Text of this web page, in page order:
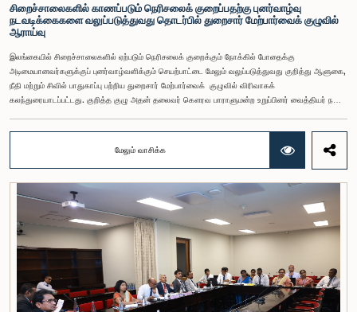
சிறைச்சாலைகளில் காணப்படும் நெரிசலைக் குறைப்பதற்கு புனர்வாழ்வு
நடவடிக்கைகளை வலுப்படுத்துவது தொடர்பில் துறைசார் மேற்பார்வைக் குழுவில்
ஆராய்வு
இலங்கையில் சிறைச்சாலைகளில் ஏற்படும் நெரிசலைக் குறைக்கும் நோக்கில் போதைக்கு
அடிமையானவர்களுக்குப் புனர்வாழ்வளிக்கும் செயற்பாட்டை மேலும் வலுப்படுத்துவது குறித்து ஆளுகை,
நீதி மற்றும் சிவில் பாதுகாப்பு பற்றிய துறைசார் மேற்பார்வைக் குழுவில் விரிவாகக்
கலந்துரையாடப்பட்டது. குறித்த குழு அதன் தலைவர் கௌரவ பாராளுமன்ற உறுப்பினர் வைத்தியர் நஜித்
அரசாங்க நிறுவனங்களினால் புனர்வாழ்வு நடவடிக்கைகள் முன்னெடுக்கப்படுவதாக அதிகாரிகள்
குழுவில் விளக்கமளித்தனர்.தண்டனை விதிக்கப்பட்ட 4,962 கைதிகளில் 1,492 பேருக்கு புனர்வாழ்வுத்
திட்டங்கள் முன்னெக்கப்பட்டு வருவதாக சிறைச்சாலைகள் திணைக்களத்தின் அதிகாரிகள்
தெரிவித்தனர். நீதிமன்றத்தினால் உத்தரவிடப்பட்டவர்களுக்கும், ஒரு தன்னிச்சையாக முன்வரும்
கைதிகளுக்குமே இவ்வாறு புனர்வாழ்வு வழங்கப்படுவதாகவும், பல்வேறு வழக்குகளுடன் தொடர்புபட்ட
தண்டனைக் கைதிகளுக்கு புனர்வாழ்வு அளிப்பதற்கான வாய்ப்புக்கள் தமக்கு இல்லையென்றும் அவர்கள்
குறிப்பிட்டனர்.போதைக்கு அடிமையானவர்களை அதிலிருந்து மீட்பதற்குத் தேவையான புனர்வாழ்வு
நடவடிக்கைகளை அதிகரிப்பதற்கான நடவடிக்கைளை முன்னெடுத்திருப்பதாக தேசிய அபாயகர
ஔடதங்கள் கட்டுப்பாட்டுச் சபையின் அதிகாரிகள் தெரிவித்தனர். இதற்குத் தேவையான
அதிகாரிகளை சேவையில் இணைந்து, நாட்டின் அனைத்துப் பகுதிகளிலும் பிரதேச செயலகப் பிரிவுகளில்
இதற்கான நடவடிக்கைகளை வலுப்படுத்தும் திட்டங்கள் வகுக்கப்பட்டிருப்பதாக
மேலும் வாசிக்க